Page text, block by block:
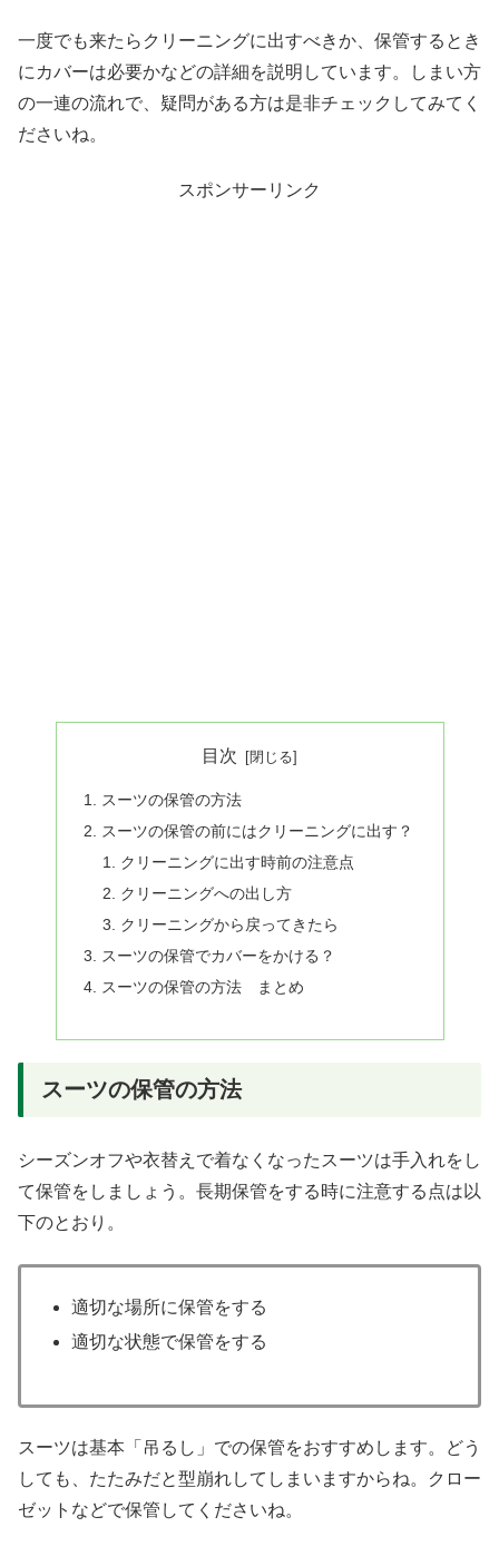
一度でも来たらクリーニングに出すべきか、保管するとき
にカバーは必要かなどの詳細を説明しています。しまい方
の一連の流れで、疑問がある方は是非チェックしてみてく
ださいね。
スポンサーリンク
目次
スーツの保管の方法
スーツの保管の前にはクリーニングに出す？
クリーニングに出す時前の注意点
クリーニングへの出し方
クリーニングから戻ってきたら
スーツの保管でカバーをかける？
スーツの保管の方法 まとめ
スーツの保管の方法
シーズンオフや衣替えで着なくなったスーツは手入れをし
て保管をしましょう。長期保管をする時に注意する点は以
下のとおり。
適切な場所に保管をする
適切な状態で保管をする
スーツは基本「吊るし」での保管をおすすめします。どう
しても、たたみだと型崩れしてしまいますからね。クロー
ゼットなどで保管してくださいね。